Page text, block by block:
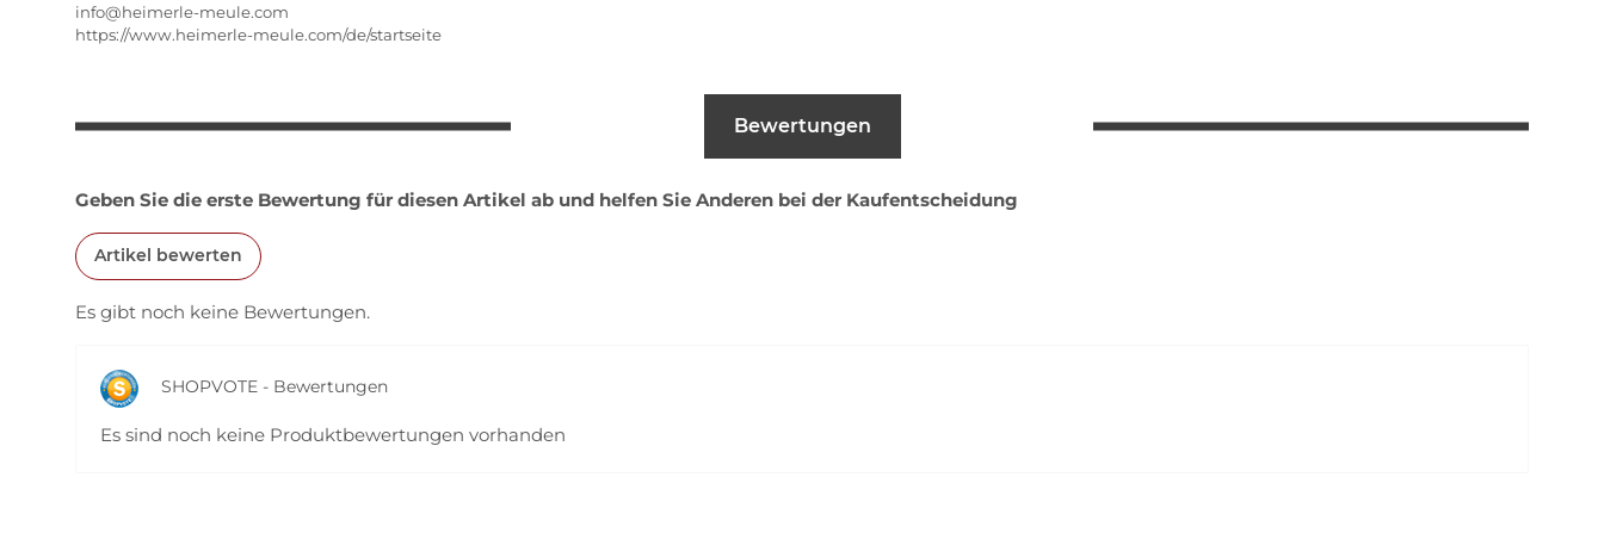
info@heimerle-meule.com
https://www.heimerle-meule.com/de/startseite
Bewertungen
Geben Sie die erste Bewertung für diesen Artikel ab und helfen Sie Anderen bei der Kaufentscheidung
Artikel bewerten
Es gibt noch keine Bewertungen.
SHOPVOTE - Bewertungen
Es sind noch keine Produktbewertungen vorhanden